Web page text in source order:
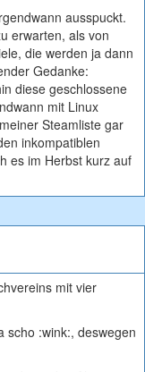
ausspuckt.
erwarten, als von
die werden ja dann
Gedanke:
diese geschlossene
mit Linux
Steamliste gar
inkompatiblen
es im Herbst kurz auf
mit vier
scho :wink:, deswegen